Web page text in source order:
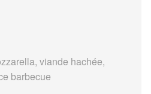
viande hachée,
barbecue